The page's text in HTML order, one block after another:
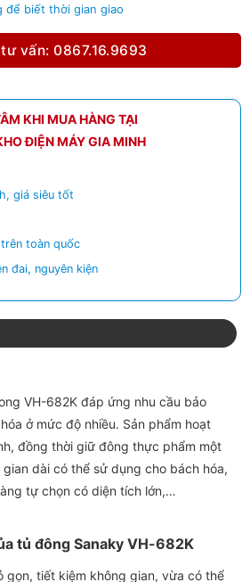
để biết thời gian giao
vấn: 0867.16.9693
KHI MUA HÀNG TẠI
ĐIỆN MÁY GIA MINH
giá siêu tốt
toàn quốc
đai, nguyên kiện
VH-682K đáp ứng nhu cầu bảo
ở mức độ nhiều. Sản phẩm hoạt
đồng thời giữ đông thực phẩm một
dài có thể sử dụng cho bách hóa,
tự chọn có diện tích lớn,…
tủ đông Sanaky VH-682K
gọn, tiết kiệm không gian, vừa có thể